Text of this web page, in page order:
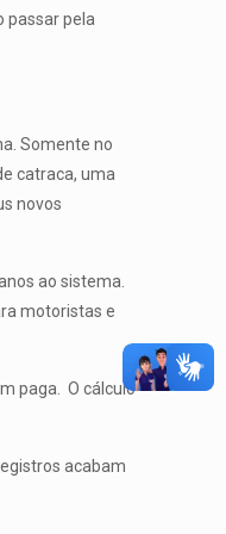
passar pela
Somente no
catraca, uma
novos
ao sistema.
motoristas e
paga. O cálculo
acabam